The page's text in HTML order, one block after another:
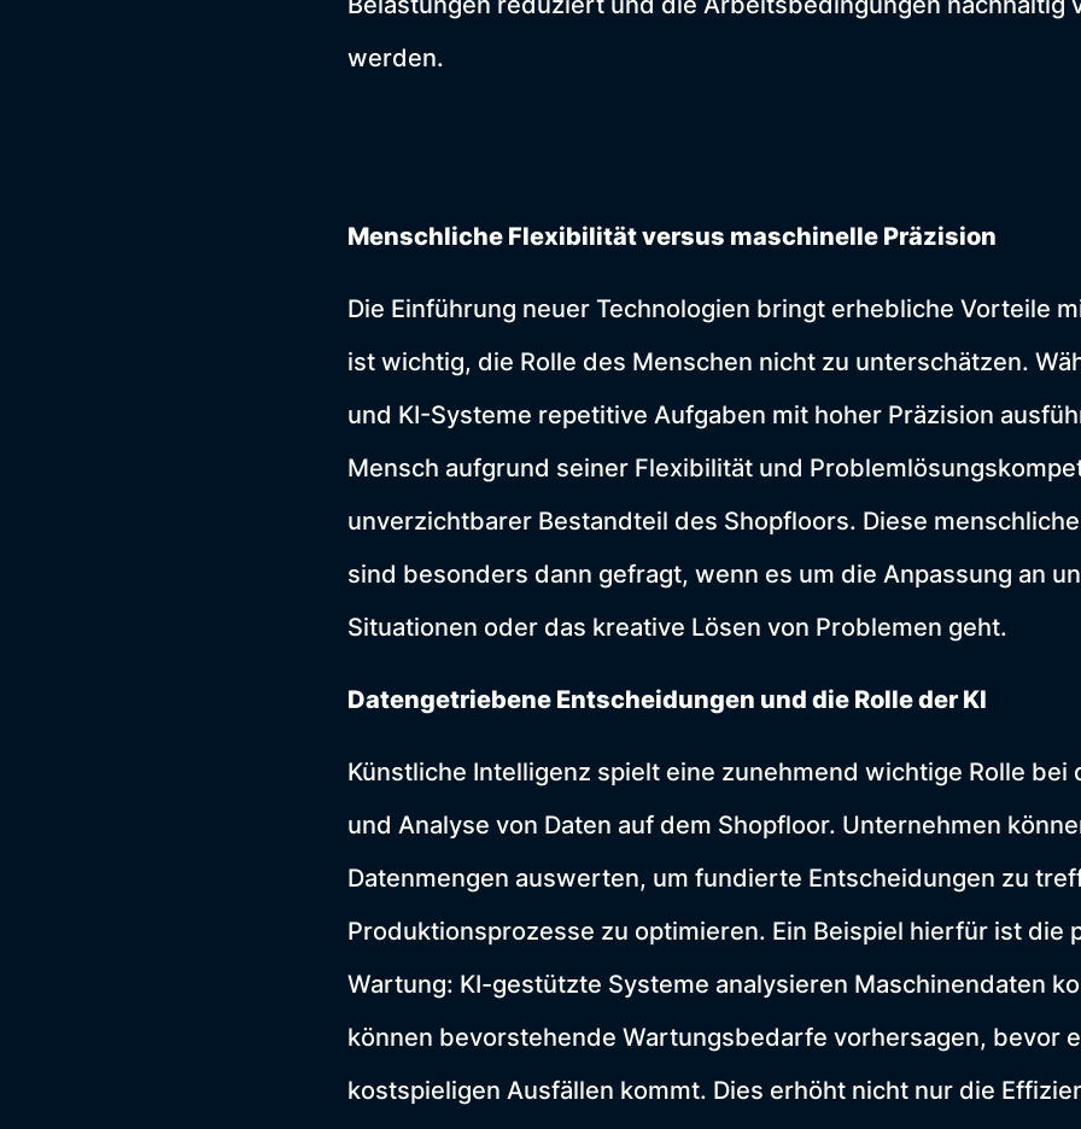
werden.
Menschliche Flexibilität versus maschinelle Präzision
Die Einführung neuer Technologien bringt erhebliche Vorteile
ist wichtig, die Rolle des Menschen nicht zu unterschätzen.
und KI-Systeme repetitive Aufgaben mit hoher Präzision
Mensch aufgrund seiner Flexibilität und
unverzichtbarer Bestandteil des Shopfloors. Diese
sind besonders dann gefragt, wenn es um die Anpassung an
Situationen oder das kreative Lösen von Problemen geht.
Datengetriebene Entscheidungen und die Rolle der KI
Künstliche Intelligenz spielt eine zunehmend wichtige Rolle bei
und Analyse von Daten auf dem Shopfloor. Unternehmen
Datenmengen auswerten, um fundierte Entscheidungen zu
Produktionsprozesse zu optimieren. Ein Beispiel hierfür ist die
Wartung: KI-gestützte Systeme analysieren Maschinendaten
können bevorstehende Wartungsbedarfe vorhersagen, bevor
kostspieligen Ausfällen kommt. Dies erhöht nicht nur die